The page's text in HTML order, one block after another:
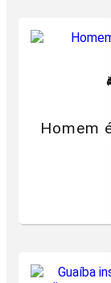
Homem